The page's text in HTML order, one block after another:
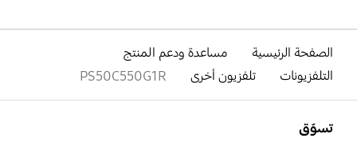
الصفحة الرئيسية
مساعدة ودعم المنتج
التلفزيونات
تلفزيون أخرى PS50C550G1R
تسوّق